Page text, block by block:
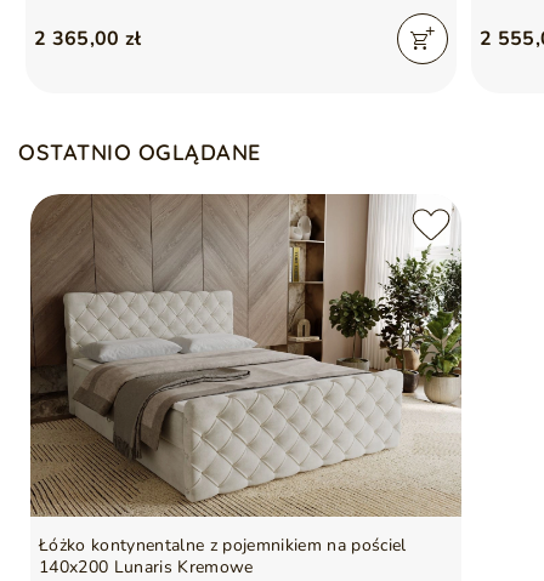
2 365,00 zł 2
OSTATNIO OGLĄDANE
Łóżko kontynentalne z pojemnikiem na pościel
140x200 Lunaris Kremowe